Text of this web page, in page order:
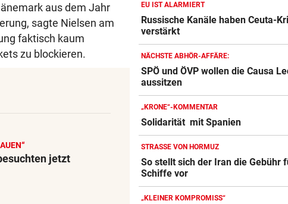
aus dem Jahr
sagte Nielsen am
faktisch kaum
zu blockieren.
jetzt
„Er ist wie der Liebling aller
Schwiegermütter!“
NHL-ASS HAUTNAH
Marco Kasper: „Brenne fürs
Eishockey wie mit 16!“
Pioneers werden immer mehr
den „Pioneerit“
Todesdrama um Fan! Rapid
im Trauerflor
EU IST ALARMIERT
Russische Kanäle haben Ceuta-
verstärkt
NÄCHSTE ABHÖR-AFFÄRE:
SPÖ und ÖVP wollen die Causa
aussitzen
„KRONE“-KOMMENTAR
Solidarität mit Spanien
STRASSE VON HORMUZ
So stellt sich der Iran die Gebühr
Schiffe vor
„KLEINER KOMPROMISS“